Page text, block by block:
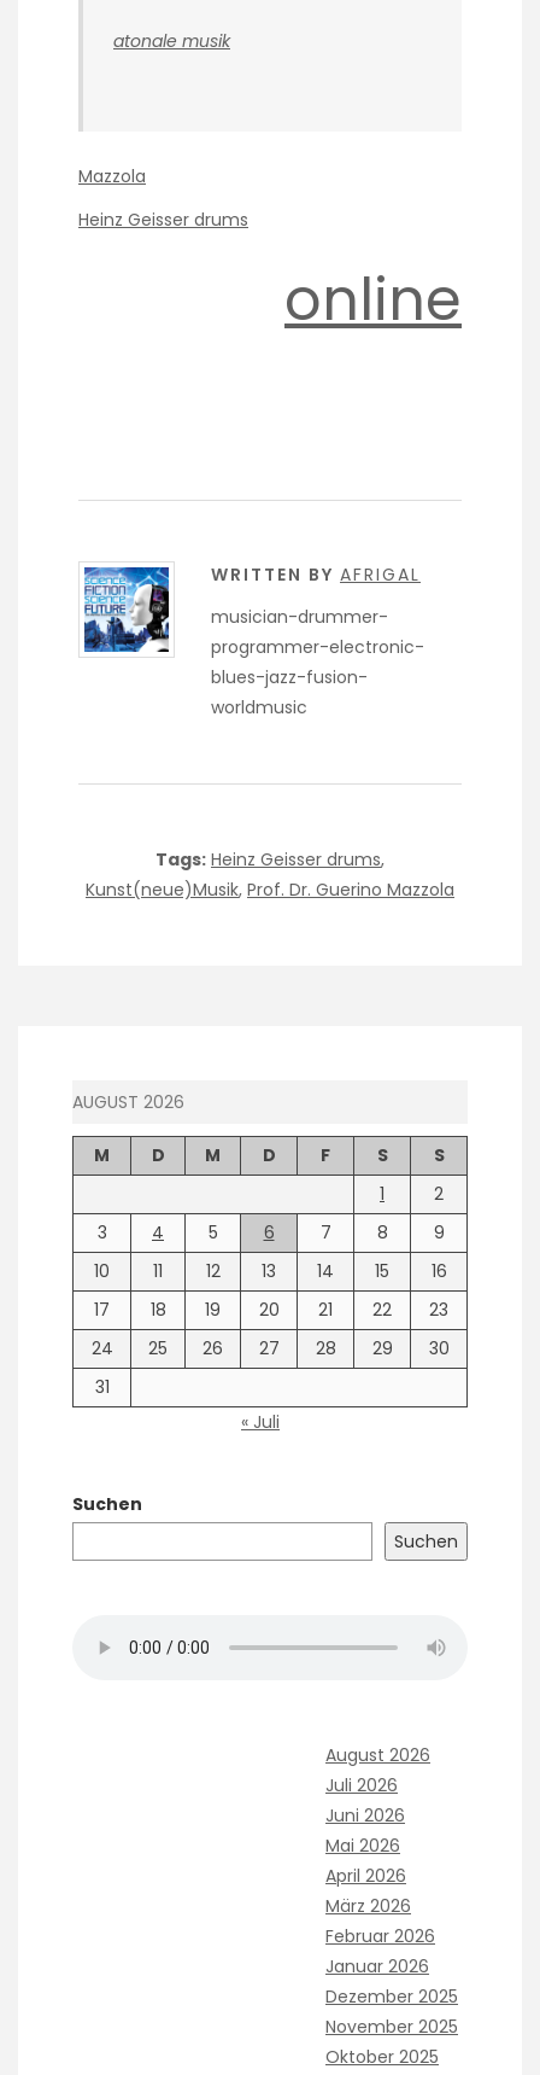
atonale musik
Mazzola
Heinz Geisser drums
online
WRITTEN BY AFRIGAL
musician-drummer-
programmer-electronic-
blues-jazz-fusion-
worldmusic
Tags: Heinz Geisser drums,
Kunst(neue)Musik, Prof. Dr. Guerino Mazzola
AUGUST 2026
M D M D F S
S
1
2
3
4 5 6 7 8
9
10
11 12 13 14 15
16
17
18 19 20 21 22
23
24
25 26 27 28 29
30
31
« Juli
Suchen
Suchen
August 2026
Juli 2026
Juni 2026
Mai 2026
April 2026
März 2026
Februar 2026
Januar 2026
Dezember 2025
November 2025
Oktober 2025